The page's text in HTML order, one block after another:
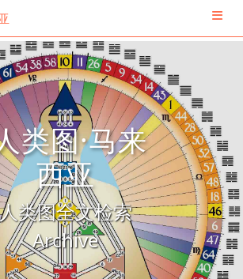
类图·马来
西亚
人类图全文检索
Archive